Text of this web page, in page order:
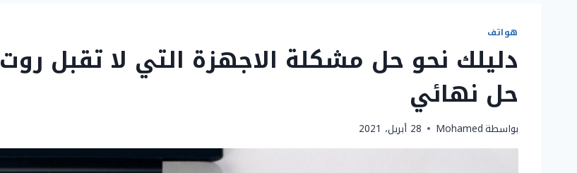
هواتف
دليلك نحو حل مشكلة الاجهزة التي لا تقبل روت
حل نهائي
بواسطةMohamed 28 أبريل، 2021